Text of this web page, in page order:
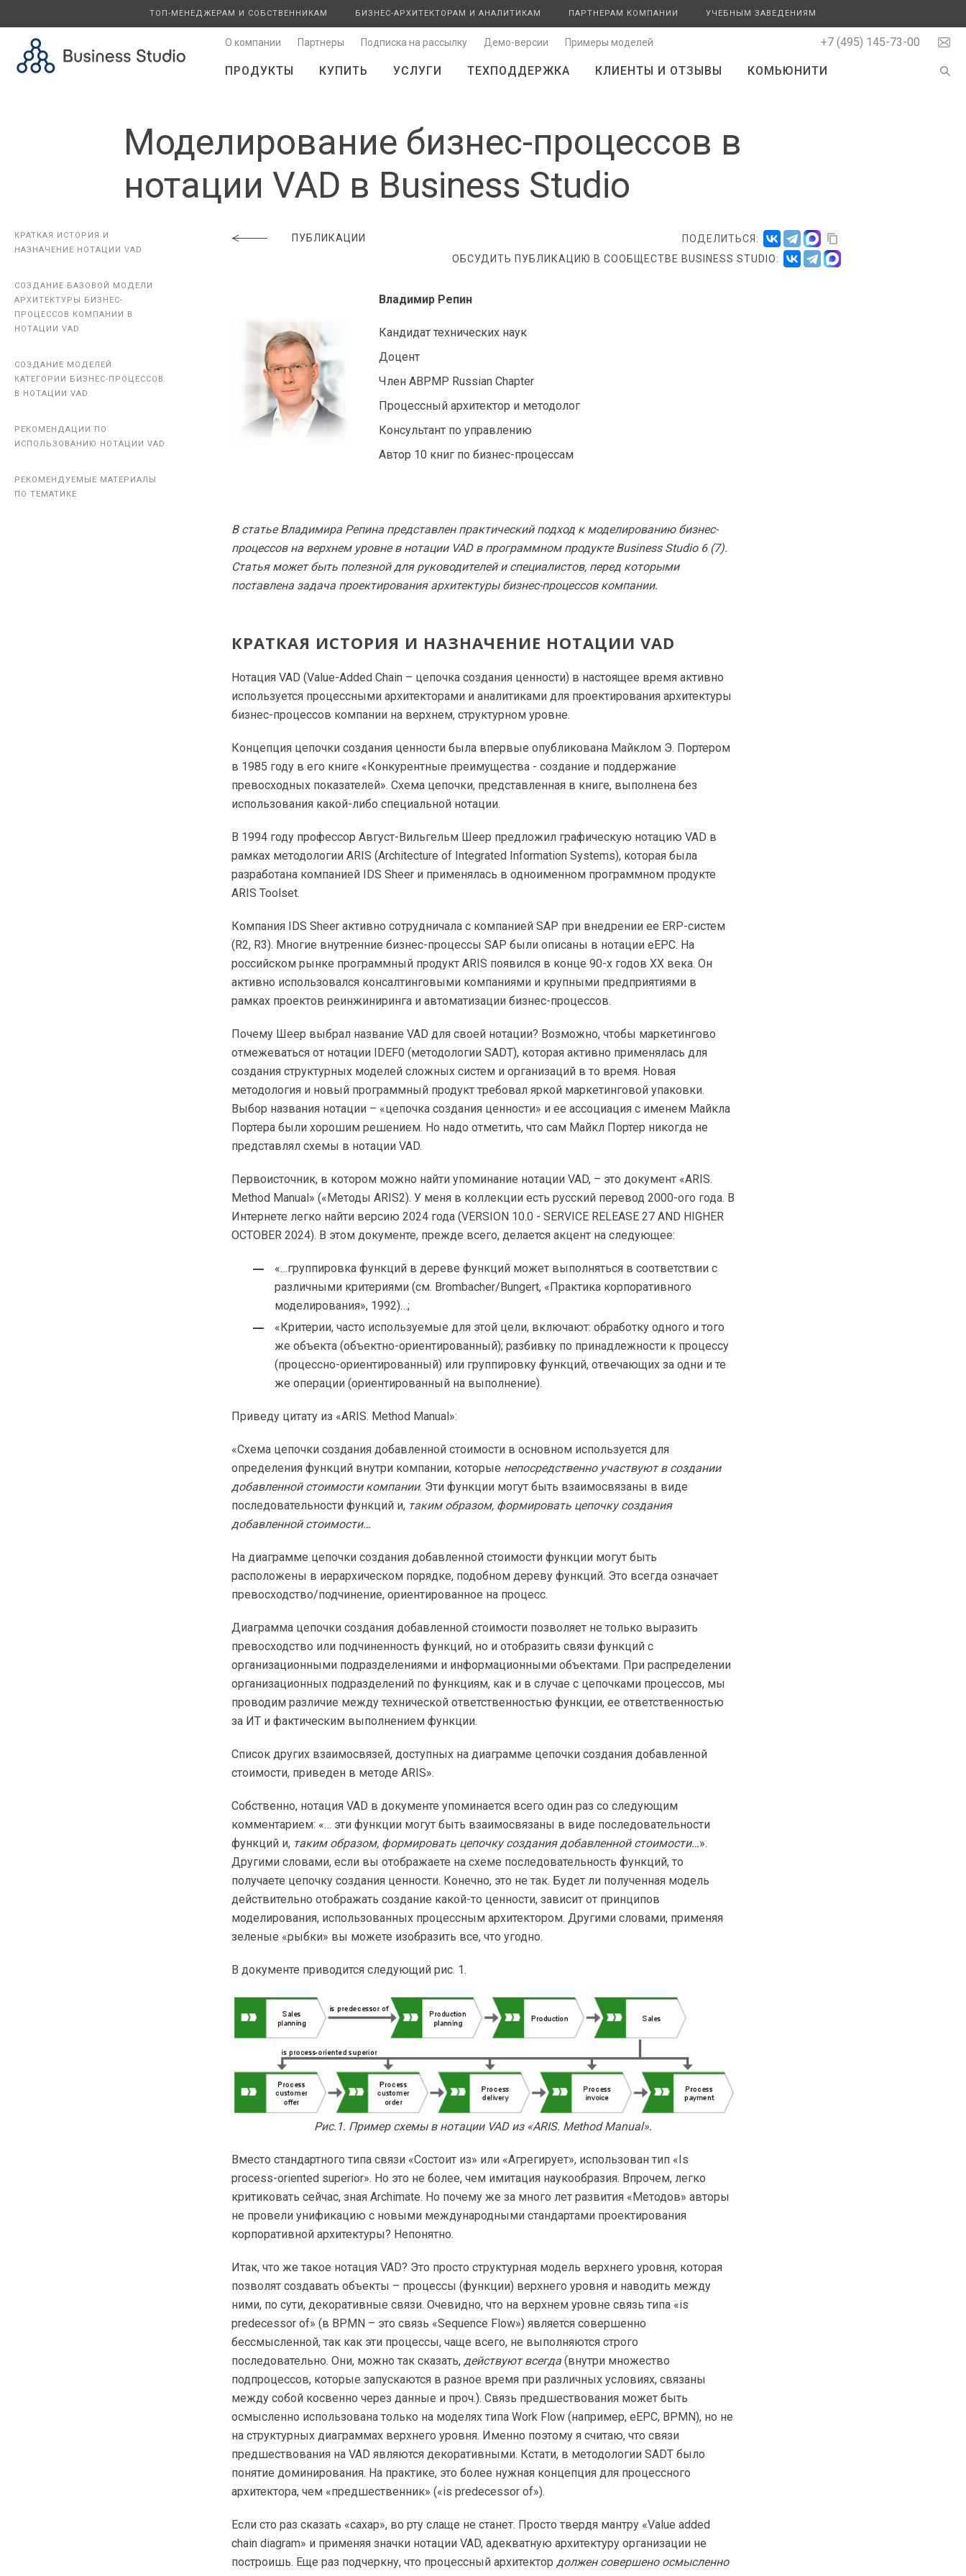
ТОП-МЕНЕДЖЕРАМ И СОБСТВЕННИКАМ БИЗНЕС-АРХИТЕКТОРАМ И АНАЛИТИКАМ ПАРТНЕРАМ КОМПАНИИ УЧЕБНЫМ ЗАВЕДЕНИЯМ
+7 (495) 145-73-00
О компании Партнеры Подписка на рассылку Демо-версии Примеры моделей
ПРОДУКТЫ КУПИТЬ УСЛУГИ ТЕХПОДДЕРЖКА КЛИЕНТЫ И ОТЗЫВЫ КОМЬЮНИТИ
Моделирование бизнес-процессов в
нотации VAD в Business Studio
КРАТКАЯ ИСТОРИЯ И
НАЗНАЧЕНИЕ НОТАЦИИ VAD
СОЗДАНИЕ БАЗОВОЙ МОДЕЛИ
АРХИТЕКТУРЫ БИЗНЕС-
ПРОЦЕССОВ КОМПАНИИ В
НОТАЦИИ VAD
СОЗДАНИЕ МОДЕЛЕЙ
КАТЕГОРИИ БИЗНЕС-ПРОЦЕССОВ
В НОТАЦИИ VAD
РЕКОМЕНДАЦИИ ПО
ИСПОЛЬЗОВАНИЮ НОТАЦИИ VAD
РЕКОМЕНДУЕМЫЕ МАТЕРИАЛЫ
ПО ТЕМАТИКЕ
КРАТКАЯ ИСТОРИЯ И
НАЗНАЧЕНИЕ НОТАЦИИ VAD
СОЗДАНИЕ БАЗОВОЙ МОДЕЛИ
АРХИТЕКТУРЫ БИЗНЕС-
ПРОЦЕССОВ КОМПАНИИ В
НОТАЦИИ VAD
СОЗДАНИЕ МОДЕЛЕЙ
КАТЕГОРИИ БИЗНЕС-ПРОЦЕССОВ
В НОТАЦИИ VAD
РЕКОМЕНДАЦИИ ПО
ИСПОЛЬЗОВАНИЮ НОТАЦИИ VAD
РЕКОМЕНДУЕМЫЕ МАТЕРИАЛЫ
ПО ТЕМАТИКЕ
ПУБЛИКАЦИИ
ПОДЕЛИТЬСЯ:
ОБСУДИТЬ ПУБЛИКАЦИЮ В СООБЩЕСТВЕ BUSINESS STUDIO:
Владимир Репин
Кандидат технических наук
Доцент
Член ABPMP Russian Chapter
Процессный архитектор и методолог
Консультант по управлению
Автор 10 книг по бизнес-процессам
В статье Владимира Репина представлен практический подход к моделированию бизнес-
процессов на верхнем уровне в нотации VAD в программном продукте Business Studio 6 (7).
Статья может быть полезной для руководителей и специалистов, перед которыми
поставлена задача проектирования архитектуры бизнес-процессов компании.
КРАТКАЯ ИСТОРИЯ И НАЗНАЧЕНИЕ НОТАЦИИ VAD
Нотация VAD (Value-Added Chain – цепочка создания ценности) в настоящее время активно
используется процессными архитекторами и аналитиками для проектирования архитектуры
бизнес-процессов компании на верхнем, структурном уровне.
Концепция цепочки создания ценности была впервые опубликована Майклом Э. Портером
в 1985 году в его книге «Конкурентные преимущества - создание и поддержание
превосходных показателей». Схема цепочки, представленная в книге, выполнена без
использования какой-либо специальной нотации.
В 1994 году профессор Август-Вильгельм Шеер предложил графическую нотацию VAD в
рамках методологии ARIS (Architecture of Integrated Information Systems), которая была
разработана компанией IDS Sheer и применялась в одноименном программном продукте
ARIS Toolset.
Компания IDS Sheer активно сотрудничала с компанией SAP при внедрении ее ERP-систем
(R2, R3). Многие внутренние бизнес-процессы SAP были описаны в нотации eEPC. На
российском рынке программный продукт ARIS появился в конце 90-х годов XX века. Он
активно использовался консалтинговыми компаниями и крупными предприятиями в
рамках проектов реинжиниринга и автоматизации бизнес-процессов.
Почему Шеер выбрал название VAD для своей нотации? Возможно, чтобы маркетингово
отмежеваться от нотации IDEF0 (методологии SADT), которая активно применялась для
создания структурных моделей сложных систем и организаций в то время. Новая
методология и новый программный продукт требовал яркой маркетинговой упаковки.
Выбор названия нотации – «цепочка создания ценности» и ее ассоциация с именем Майкла
Портера были хорошим решением. Но надо отметить, что сам Майкл Портер никогда не
представлял схемы в нотации VAD.
Первоисточник, в котором можно найти упоминание нотации VAD, – это документ «ARIS.
Method Manual» («Методы ARIS2). У меня в коллекции есть русский перевод 2000-ого года. В
Интернете легко найти версию 2024 года (VERSION 10.0 - SERVICE RELEASE 27 AND HIGHER
OCTOBER 2024). В этом документе, прежде всего, делается акцент на следующее:
«…группировка функций в дереве функций может выполняться в соответствии с
различными критериями (см. Brombacher/Bungert, «Практика корпоративного
моделирования», 1992)…;
«Критерии, часто используемые для этой цели, включают: обработку одного и того
же объекта (объектно-ориентированный); разбивку по принадлежности к процессу
(процессно-ориентированный) или группировку функций, отвечающих за одни и те
же операции (ориентированный на выполнение).
Приведу цитату из «ARIS. Method Manual»:
«Схема цепочки создания добавленной стоимости в основном используется для
определения функций внутри компании, которые непосредственно участвуют в создании
добавленной стоимости компании. Эти функции могут быть взаимосвязаны в виде
последовательности функций и, таким образом, формировать цепочку создания
добавленной стоимости…
На диаграмме цепочки создания добавленной стоимости функции могут быть
расположены в иерархическом порядке, подобном дереву функций. Это всегда означает
превосходство/подчинение, ориентированное на процесс.
Диаграмма цепочки создания добавленной стоимости позволяет не только выразить
превосходство или подчиненность функций, но и отобразить связи функций с
организационными подразделениями и информационными объектами. При распределении
организационных подразделений по функциям, как и в случае с цепочками процессов, мы
проводим различие между технической ответственностью функции, ее ответственностью
за ИТ и фактическим выполнением функции.
Список других взаимосвязей, доступных на диаграмме цепочки создания добавленной
стоимости, приведен в методе ARIS».
Собственно, нотация VAD в документе упоминается всего один раз со следующим
комментарием: «… эти функции могут быть взаимосвязаны в виде последовательности
функций и, таким образом, формировать цепочку создания добавленной стоимости…».
Другими словами, если вы отображаете на схеме последовательность функций, то
получаете цепочку создания ценности. Конечно, это не так. Будет ли полученная модель
действительно отображать создание какой-то ценности, зависит от принципов
моделирования, использованных процессным архитектором. Другими словами, применяя
зеленые «рыбки» вы можете изобразить все, что угодно.
В документе приводится следующий рис. 1.
Рис.1. Пример схемы в нотации VAD из «ARIS. Method Manual».
Вместо стандартного типа связи «Состоит из» или «Агрегирует», использован тип «Is
process-oriented superior». Но это не более, чем имитация наукообразия. Впрочем, легко
критиковать сейчас, зная Archimate. Но почему же за много лет развития «Методов» авторы
не провели унификацию с новыми международными стандартами проектирования
корпоративной архитектуры? Непонятно.
Итак, что же такое нотация VAD? Это просто структурная модель верхнего уровня, которая
позволят создавать объекты – процессы (функции) верхнего уровня и наводить между
ними, по сути, декоративные связи. Очевидно, что на верхнем уровне связь типа «is
predecessor of» (в BPMN – это связь «Sequence Flow») является совершенно
бессмысленной, так как эти процессы, чаще всего, не выполняются строго
последовательно. Они, можно так сказать, действуют всегда (внутри множество
подпроцессов, которые запускаются в разное время при различных условиях, связаны
между собой косвенно через данные и проч.). Связь предшествования может быть
осмысленно использована только на моделях типа Work Flow (например, eEPC, BPMN), но не
на структурных диаграммах верхнего уровня. Именно поэтому я считаю, что связи
предшествования на VAD являются декоративными. Кстати, в методологии SADT было
понятие доминирования. На практике, это более нужная концепция для процессного
архитектора, чем «предшественник» («is predecessor of»).
Если сто раз сказать «сахар», во рту слаще не станет. Просто твердя мантру «Value added
chain diagram» и применяя значки нотации VAD, адекватную архитектуру организации не
построишь. Еще раз подчеркну, что процессный архитектор должен совершено осмысленно